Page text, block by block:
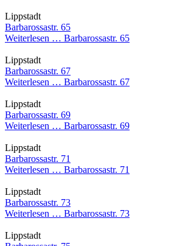
Lippstadt
Barbarossastr. 65
Weiterlesen … Barbarossastr. 65
Lippstadt
Barbarossastr. 67
Weiterlesen … Barbarossastr. 67
Lippstadt
Barbarossastr. 69
Weiterlesen … Barbarossastr. 69
Lippstadt
Barbarossastr. 71
Weiterlesen … Barbarossastr. 71
Lippstadt
Barbarossastr. 73
Weiterlesen … Barbarossastr. 73
Lippstadt